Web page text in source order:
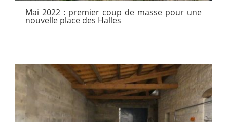
Mai 2022 : premier coup de masse pour une
nouvelle place des Halles